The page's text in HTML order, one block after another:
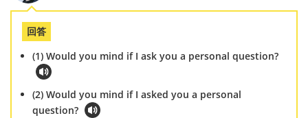
回答
(1) Would you mind if I ask you a personal question?
(2) Would you mind if I asked you a personal
question?